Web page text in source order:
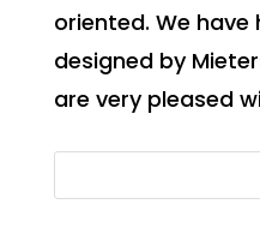
oriented. We
designed by
are very pleased